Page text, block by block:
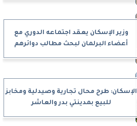
وزير الإسكان يعقد اجتماعه الدوري مع
أعضاء البرلمان لبحث مطالب دوائرهم
الإسكان: طرح محال تجارية وصيدلية ومخابز
للبيع بمدينتي بدر والعاشر